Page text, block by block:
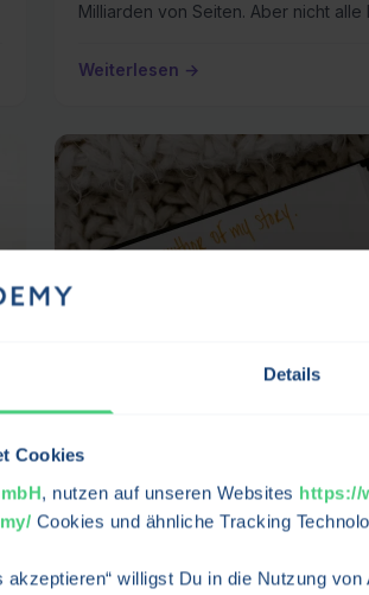
Details
Cookies
, nutzen auf unseren Websites https://
Cookies und ähnliche Tracking
akzeptieren“ willigst Du in die Nutzung
Milliarden von Seiten. Aber nicht alle
Weiterlesen →
Glaubenssätze auflösen: Wie
Psychologie & Resilienz